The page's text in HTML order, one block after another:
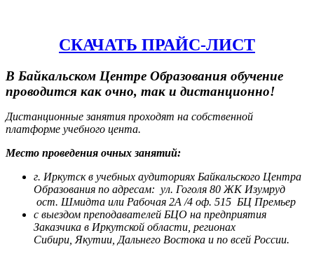
СКАЧАТЬ ПРАЙС-ЛИСТ
В Байкальском Центре Образования обучение
проводится как очно, так и дистанционно!
Дистанционные занятия проходят на собственной
платформе учебного цента.
Место проведения очных занятий:
г. Иркутск в учебных аудиториях Байкальского Центра
Образования по адресам: ул. Гоголя 80 ЖК Изумруд
ост. Шмидта или Рабочая 2А /4 оф. 515 БЦ Премьер
с выездом преподавателей БЦО на предприятия
Заказчика в Иркутской области, регионах
Сибири, Якутии, Дальнего Востока и по всей России.